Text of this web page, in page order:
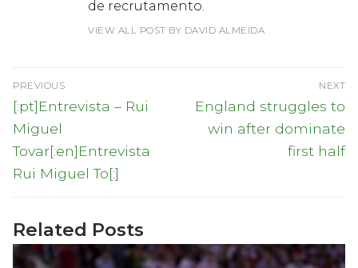
de recrutamento.
VIEW ALL POST BY DAVID ALMEIDA
Navegação
de
artigos
PREVIOUS
Previous
post:
[:pt]Entrevista – Rui
Miguel
Tovar[:en]Entrevista
Rui Miguel To[:]
NEXT
Next
post:
England struggles to
win after dominate
first half
Related Posts